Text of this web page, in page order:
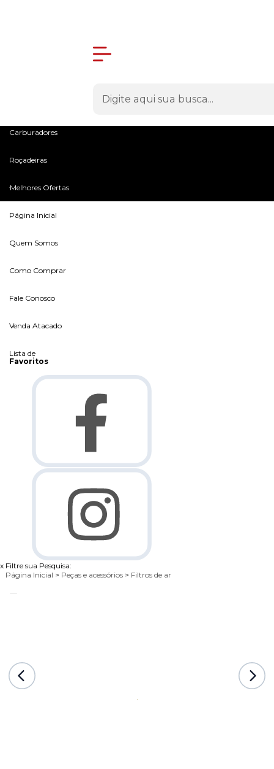
Carburadores
Roçadeiras
Melhores Ofertas
Página Inicial
Quem Somos
Como Comprar
Fale Conosco
Venda Atacado
Lista de
Favoritos
x Filtre sua Pesquisa:
Página Inicial > Peças e acessórios > Filtros de ar